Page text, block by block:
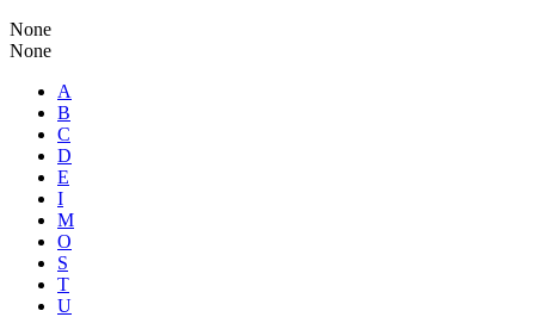
None
None
A
B
C
D
E
I
M
O
S
T
U